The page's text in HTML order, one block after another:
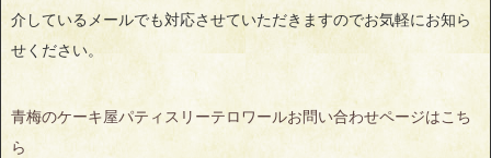
介しているメールでも対応させていただきますのでお気軽にお知ら
せください。
青梅のケーキ屋パティスリーテロワールお問い合わせページはこち
ら